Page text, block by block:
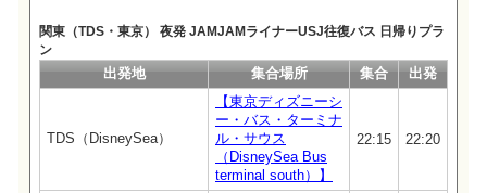
関東（TDS・東京） 夜発 JAMJAMライナーUSJ往復バス 日帰りプラ
ン
出発地 集合場所 集合 出発
TDS（DisneySea）
【東京ディズニーシ
ー・バス・ターミナ
ル・サウス
（DisneySea Bus
terminal south）】
22:15 22:20